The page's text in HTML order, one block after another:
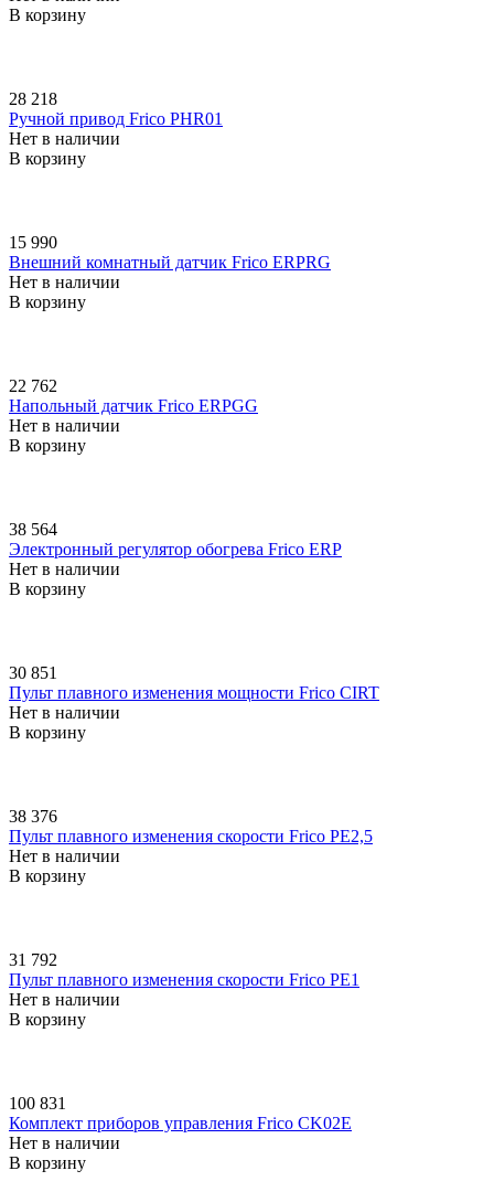
В корзину
28 218
Ручной привод Frico PHR01
Нет в наличии
В корзину
15 990
Внешний комнатный датчик Frico ERPRG
Нет в наличии
В корзину
22 762
Напольный датчик Frico ERPGG
Нет в наличии
В корзину
38 564
Электронный регулятор обогрева Frico ERP
Нет в наличии
В корзину
30 851
Пульт плавного изменения мощности Frico CIRT
Нет в наличии
В корзину
38 376
Пульт плавного изменения скорости Frico PE2,5
Нет в наличии
В корзину
31 792
Пульт плавного изменения скорости Frico PE1
Нет в наличии
В корзину
100 831
Комплект приборов управления Frico CK02E
Нет в наличии
В корзину